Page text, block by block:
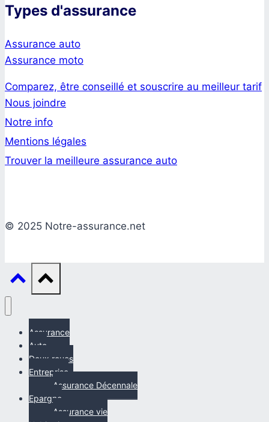
Types d'assurance
Assurance auto
Assurance moto
Comparez, être conseillé et souscrire au meilleur tarif
Nous joindre
Notre info
Mentions légales
Trouver la meilleure assurance auto
© 2025 Notre-assurance.net
Assurance
Auto
Deux roues
Entreprise
Assurance Décennale
Epargne
Assurance vie